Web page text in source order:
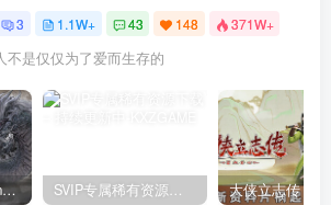
3 1.1W+ 43 148 371W+
不是仅仅为了爱而生存的
鬼谷八荒/Tale of Immortal v1.2.105.259|角色扮演|容量27.4GB|免安装绿色中文版 SVIP专属稀有资源下载 – 持续更新中